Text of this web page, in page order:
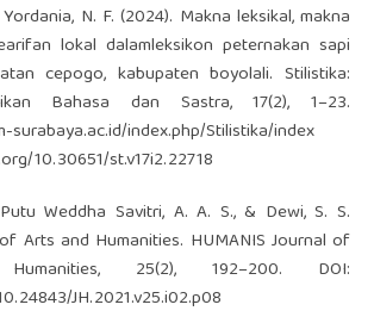
N. F. (2024). Makna leksikal, makna
lokal dalamleksikon peternakan sapi
cepogo, kabupaten boyolali. Stilistika:
Bahasa dan Sastra, 17(2), 1–23.
surabaya.ac.id/index.php/Stilistika/index
10.30651/st.v17i2.22718
Weddha Savitri, A. A. S., & Dewi, S. S.
Arts and Humanities. HUMANIS Journal of
25(2), 192–200. DOI:
JH.2021.v25.i02.p08